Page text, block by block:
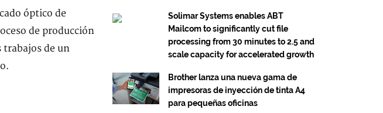
óptico de
de producción
trabajos de un
Solimar Systems enables ABT
Mailcom to significantly cut file
processing from 30 minutes to 2.5 and
scale capacity for accelerated growth
Brother lanza una nueva gama de
impresoras de inyección de tinta A4
para pequeñas oficinas